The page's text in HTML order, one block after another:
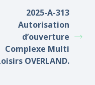
2025-A-313
Autorisation
d’ouverture
Complexe Multi
OVERLAND.